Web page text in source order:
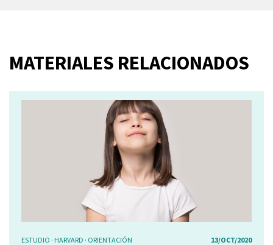
MATERIALES RELACIONADOS
ESTUDIO · HARVARD · ORIENTACIÓN 13/OCT/2020